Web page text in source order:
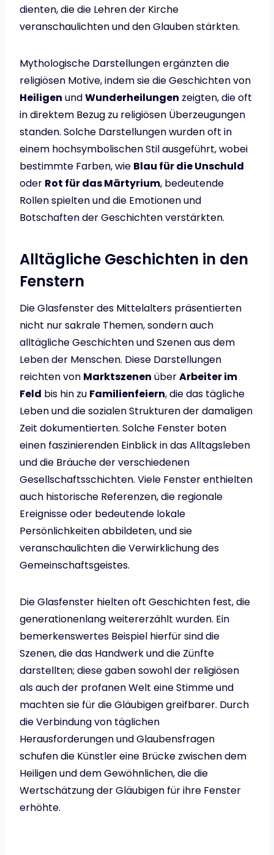
dienten, die die Lehren der Kirche
veranschaulichten und den Glauben stärkten.
Mythologische Darstellungen ergänzten die
religiösen Motive, indem sie die Geschichten von
Heiligen undWunderheilungen zeigten, die oft
in direktem Bezug zu religiösen Überzeugungen
standen. Solche Darstellungen wurden oft in
einem hochsymbolischen Stil ausgeführt, wobei
bestimmte Farben, wie Blau für die Unschuld
oder Rot für das Märtyrium, bedeutende
Rollen spielten und die Emotionen und
Botschaften der Geschichten verstärkten.
Alltägliche Geschichten in den
Fenstern
Die Glasfenster des Mittelalters präsentierten
nicht nur sakrale Themen, sondern auch
alltägliche Geschichten und Szenen aus dem
Leben der Menschen. Diese Darstellungen
reichten von Marktszenen überArbeiter im
Feld bis hin zu Familienfeiern, die das tägliche
Leben und die sozialen Strukturen der damaligen
Zeit dokumentierten. Solche Fenster boten
einen faszinierenden Einblick in das Alltagsleben
und die Bräuche der verschiedenen
Gesellschaftsschichten. Viele Fenster enthielten
auch historische Referenzen, die regionale
Ereignisse oder bedeutende lokale
Persönlichkeiten abbildeten, und sie
veranschaulichten die Verwirklichung des
Gemeinschaftsgeistes.
Die Glasfenster hielten oft Geschichten fest, die
generationenlang weitererzählt wurden. Ein
bemerkenswertes Beispiel hierfür sind die
Szenen, die das Handwerk und die Zünfte
darstellten; diese gaben sowohl der religiösen
als auch der profanen Welt eine Stimme und
machten sie für die Gläubigen greifbarer. Durch
die Verbindung von täglichen
Herausforderungen und Glaubensfragen
schufen die Künstler eine Brücke zwischen dem
Heiligen und dem Gewöhnlichen, die die
Wertschätzung der Gläubigen für ihre Fenster
erhöhte.